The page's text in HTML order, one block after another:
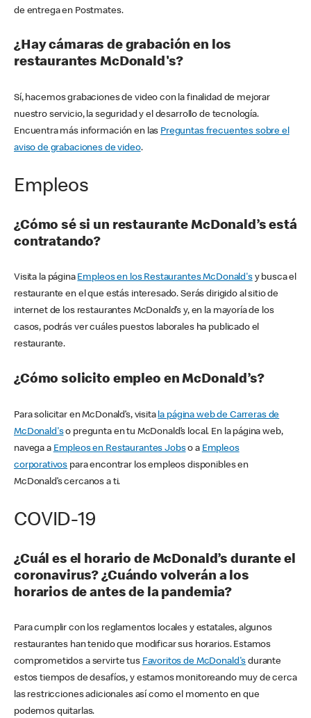
de entrega en Postmates.
¿Hay cámaras de grabación en los
restaurantes McDonald's?
Sí, hacemos grabaciones de video con la finalidad de mejorar
nuestro servicio, la seguridad y el desarrollo de tecnología.
Encuentra más información en las Preguntas frecuentes sobre el
aviso de grabaciones de video.
Empleos
¿Cómo sé si un restaurante McDonald’s está
contratando?
Visita la página Empleos en los Restaurantes McDonald'sy busca el
restaurante en el que estás interesado. Serás dirigido al sitio de
internet de los restaurantes McDonald’s y, en la mayoría de los
casos, podrás ver cuáles puestos laborales ha publicado el
restaurante.
¿Cómo solicito empleo en McDonald’s?
Para solicitar en McDonald’s, visita la página web de Carreras de
McDonald'so pregunta en tu McDonald’s local. En la página web,
navega a Empleos en Restaurantes Jobso a Empleos
corporativos para encontrar los empleos disponibles en
McDonald’s cercanos a ti.
COVID-19
¿Cuál es el horario de McDonald’s durante el
coronavirus? ¿Cuándo volverán a los
horarios de antes de la pandemia?
Para cumplir con los reglamentos locales y estatales, algunos
restaurantes han tenido que modificar sus horarios. Estamos
comprometidos a servirte tus Favoritos de McDonald's durante
estos tiempos de desafíos, y estamos monitoreando muy de cerca
las restricciones adicionales así como el momento en que
podemos quitarlas.